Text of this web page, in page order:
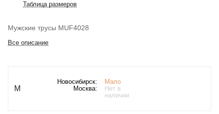
Таблица размеров
Мужские трусы MUF4028
Все описание
M
Новосибирск:
Мало
Москва:
Нет в
наличии